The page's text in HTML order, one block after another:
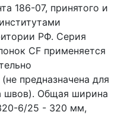
186-07, принятого и
РФ. Серия
CF применяется
предназначена для
швов). Общая ширина
6/25 - 320 мм,